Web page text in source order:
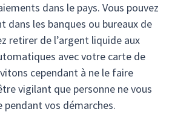
dans le pays. Vous pouvez
dans les banques ou bureaux de
retirer de l’argent liquide aux
avec votre carte de
cependant à ne le faire
vigilant que personne ne vous
pendant vos démarches.